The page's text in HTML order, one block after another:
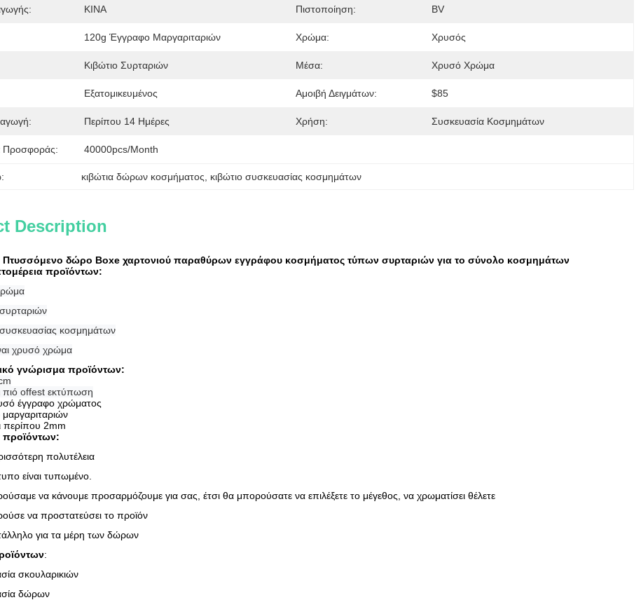
ΚΙΝΑ Πιστοποίηση: BV
120g Έγγραφο Μαργαριταριών Χρώμα: Χρυσός
Κιβώτιο Συρταριών Μέσα: Χρυσό Χρώμα
Εξατομικευμένος Αμοιβή Δειγμάτων: $85
Περίπου 14 Ημέρες Χρήση: Συσκευασία Κοσμημάτων
Προσφοράς: 40000pcs/month
κιβώτια δώρων κοσμήματος κιβώτιο συσκευασίας κοσμημάτων
Description
Πτυσσόμενο δώρο Boxe χαρτονιού παραθύρων εγγράφου κοσμήματος τύπων συρταριών για το σύνολο κοσμημάτων
προϊόντων:
συσκευασίας κοσμημάτων
χρυσό χρώμα
γνώρισμα προϊόντων:
πιό offest εκτύπωση
έγγραφο χρώματος
περίπου 2mm
προϊόντων:
πολυτέλεια
είναι τυπωμένο.
να κάνουμε προσαρμόζουμε για σας, έτσι θα μπορούσατε να επιλέξετε το μέγεθος, να χρωματίσει θέλετε
να προστατεύσει το προϊόν
για τα μέρη των δώρων
:
σκουλαρικιών
δώρων